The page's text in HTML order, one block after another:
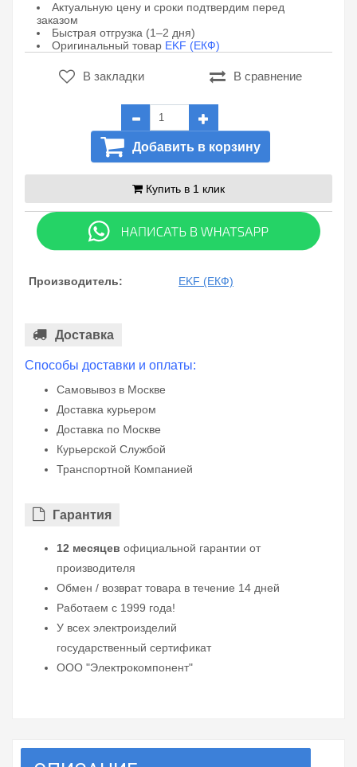
Актуальную цену и сроки подтвердим перед
заказом
Быстрая отгрузка (1–2 дня)
Оригинальный товар EKF (ЕКФ)
В закладки В сравнение
Добавить в корзину
Купить в 1 клик
Производитель: EKF (ЕКФ)
Доставка
Способы доставки и оплаты:
Самовывоз в Москве
Доставка курьером
Доставка по Москве
Курьерской Службой
Транспортной Компанией
Гарантия
12 месяцев официальной гарантии от
производителя
Обмен / возврат товара в течение 14 дней
Работаем с 1999 года!
У всех электроизделий
государственный сертификат
ООО "Электрокомпонент"